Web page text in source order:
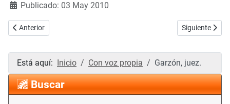
Publicado: 03 May 2010
Artículo anterior: Nueva sentencia en contra de la ampliación de la
Anterior Artículo
Siguiente
Está aquí: Inicio Con voz propia Garzón, juez.
Buscar